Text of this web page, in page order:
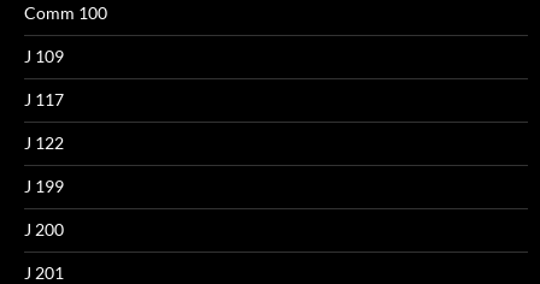
Comm 100
J 109
J 117
J 122
J 199
J 200
J 201